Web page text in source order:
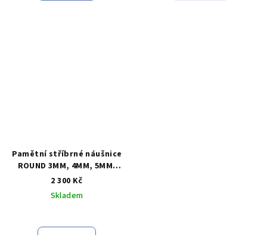
Pamětní stříbrné náušnice
ROUND 3MM, 4MM, 5MM,
6MM, 7MM, 8MM, 9MM,
10MM
2 300 Kč
Skladem
hodnocení